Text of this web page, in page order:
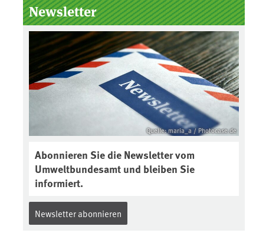
Newsletter
Quelle: maria_a / Photocase.de
Abonnieren Sie die Newsletter vom
Umweltbundesamt und bleiben Sie
informiert.
Newsletter abonnieren